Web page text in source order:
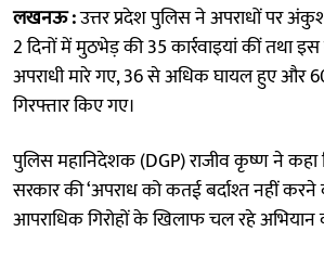
लखनऊ :उत्तर प्रदेश पुलिस ने अपराधों पर
2 दिनों में मुठभेड़ की 35 कार्रवाइयां कीं तथा
अपराधी मारे गए, 36 से अधिक घायल हुए और
गिरफ्तार किए गए।
पुलिस महानिदेशक (DGP) राजीव कृष्ण ने कहा
सरकार की ‘अपराध को कतई बर्दाश्त नहीं
आपराधिक गिरोहों के खिलाफ चल रहे अभियान